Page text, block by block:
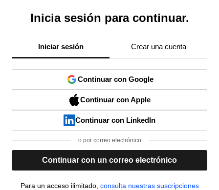
Inicia sesión para continuar.
Iniciar sesión Crear una cuenta
Continuar con Google
Continuar con Apple
Continuar con LinkedIn
o por correo electrónico
Continuar con un correo electrónico
Para un acceso ilimitado, consulta nuestras suscripciones